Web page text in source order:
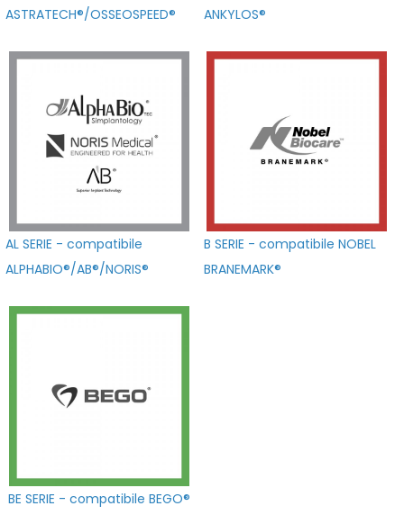
ASTRATECH®/OSSEOSPEED®
ANKYLOS®
AL SERIE - compatibile
ALPHABIO®/AB®/NORIS®
B SERIE - compatibile NOBEL
BRANEMARK®
BE SERIE - compatibile BEGO®